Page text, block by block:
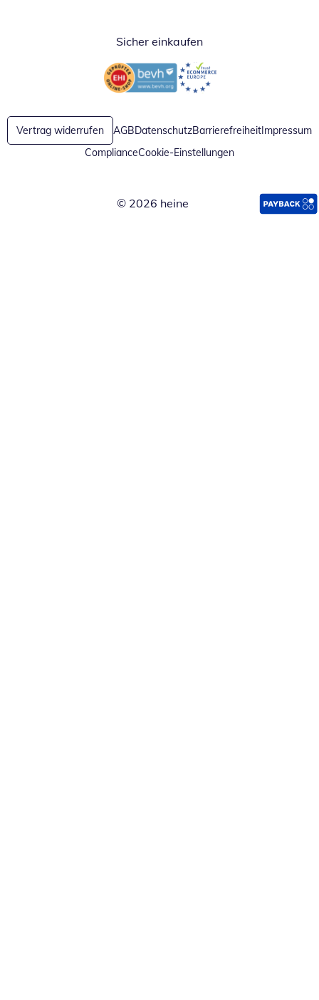
Sicher einkaufen
Öffnet in neuem FensterÖffnet in neuem Fenster
Vertrag widerrufen AGBDatenschutzBarrierefreiheitImpressum
ComplianceCookie-Einstellungen
© 2026 heine